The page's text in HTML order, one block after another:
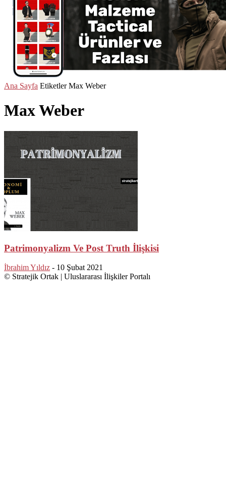
Ana Sayfa Etiketler Max Weber
Max Weber
Patrimonyalizm Ve Post Truth İlişkisi
İbrahim Yıldız - 10 Şubat 2021
© Stratejik Ortak | Uluslararası İlişkiler Portalı